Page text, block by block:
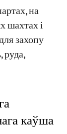
на
шахтах і
захопу
руда,
каўша